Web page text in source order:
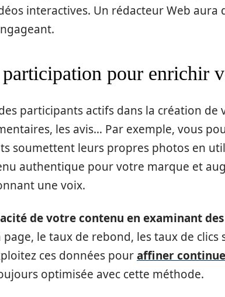
interactives. Un rédacteur Web aura
pour enrichir
participants actifs dans la création de
les avis… Par exemple, vous
soumettent leurs propres photos en
authentique pour votre marque et
une voix.
de votre contenu en examinant
le taux de rebond, les taux de clics
ces données pouraffiner
optimisée avec cette méthode.